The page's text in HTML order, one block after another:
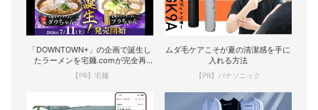
「DOWNTOWN+」の企画で誕生し
たラーメンを宅麺.comが完全再
現！
【PR】宅麺
ムダ毛ケアこそが夏の清潔感を手に
入れる方法
【PR】パナソニック